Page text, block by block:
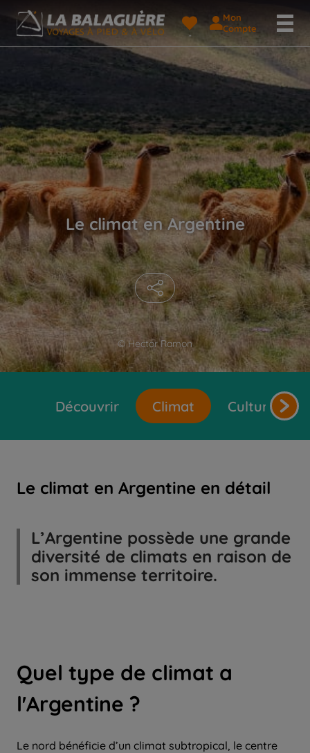
Mon
Compte
© Hector Ramon
Le climat en Argentine
Découvrir Climat Cultures et
Le climat en Argentine en détail
L’Argentine possède une grande
diversité de climats en raison de
son immense territoire.
Quel type de climat a
l'Argentine ?
Le nord bénéficie d’un climat subtropical, le centre